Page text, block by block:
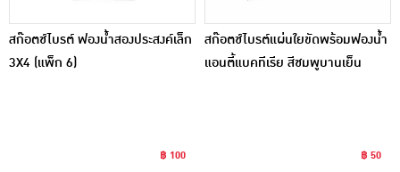
สก๊อตช์ไบรต์ ฟองน้ำสองประสงค์เล็ก
3X4 (แพ็ก 6)
฿ 100
สก๊อตช์ไบรต์แผ่นใยขัดพร้อมฟองน้ำ
แอนตี้แบคทีเรีย สีชมพูบานเย็น
฿ 50